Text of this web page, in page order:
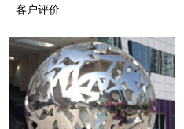
客户评价